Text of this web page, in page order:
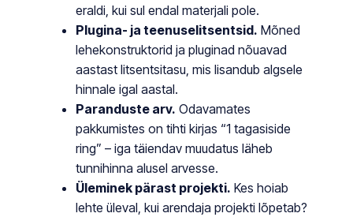
eraldi, kui sul endal materjali pole.
Plugina- ja teenuselitsentsid. Mõned
lehekonstruktorid ja pluginad nõuavad
aastast litsentsitasu, mis lisandub algsele
hinnale igal aastal.
Paranduste arv. Odavamates
pakkumistes on tihti kirjas “1 tagasiside
ring” – iga täiendav muudatus läheb
tunnihinna alusel arvesse.
Üleminek pärast projekti. Kes hoiab
lehte üleval, kui arendaja projekti lõpetab?